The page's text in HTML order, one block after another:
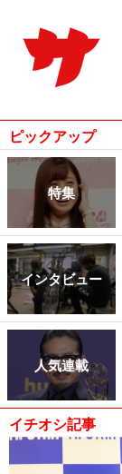
ピックアップ
特集
インタビュー
人気連載
イチオシ記事